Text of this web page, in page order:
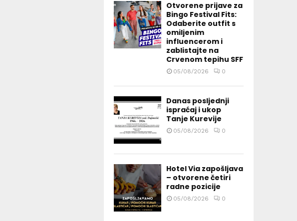
Otvorene prijave za
Bingo Festival Fits:
Odaberite outfit s
omiljenim
influencerom i
zablistajte na
Crvenom tepihu SFF
05/08/2026 0
Danas posljednji
ispraćaj i ukop
Tanje Kurevije
05/08/2026 0
Hotel Via zapošljava
– otvorene četiri
radne pozicije
05/08/2026 0